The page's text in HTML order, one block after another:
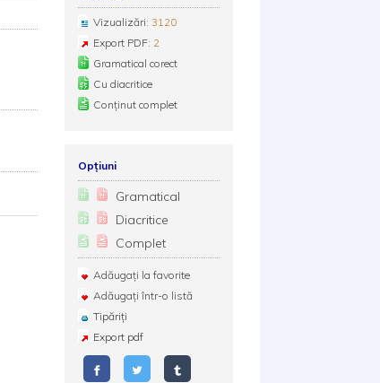
Vizualizări: 3120
Export PDF: 2
Gramatical corect
Cu diacritice
Conținut complet
Opțiuni
Gramatical
Diacritice
Complet
Adăugați la favorite
Adăugați într-o listă
Tipăriți
Export pdf